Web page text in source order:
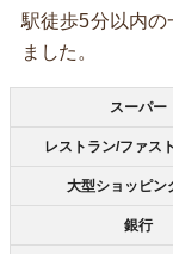
駅徒歩5分以内の
ました。
スーパー
レストラン/ファス
大型ショッピン
銀行